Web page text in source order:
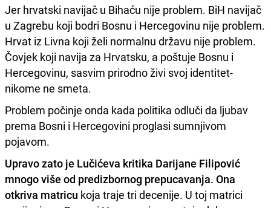
Jer hrvatski navijač u Bihaću nije problem. BiH navijač
u Zagrebu koji bodri Bosnu i Hercegovinu nije problem.
Hrvat iz Livna koji želi normalnu državu nije problem.
Čovjek koji navija za Hrvatsku, a poštuje Bosnu i
Hercegovinu, sasvim prirodno živi svoj identitet-
nikome ne smeta.
Problem počinje onda kada politika odluči da ljubav
prema Bosni i Hercegovini proglasi sumnjivom
pojavom.
Upravo zato je Lučićeva kritika Darijane Filipović
mnogo više od predizbornog prepucavanja. Ona
otkriva matricu koja traje tri decenije. U toj matrici